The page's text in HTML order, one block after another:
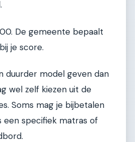
De gemeente bepaalt
je score.
duurder model geven dan
wel zelf kiezen uit de
Soms mag je bijbetalen
een specifiek matras of